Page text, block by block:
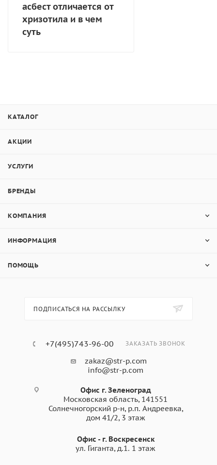
асбест отличается от
хризотила и в чем
суть
КАТАЛОГ
АКЦИИ
УСЛУГИ
БРЕНДЫ
КОМПАНИЯ
ИНФОРМАЦИЯ
ПОМОЩЬ
ПОДПИСАТЬСЯ НА РАССЫЛКУ
+7(495)743-96-00 ЗАКАЗАТЬ ЗВОНОК
zakaz@str-p.com
info@str-p.com
Офис г. Зеленоград
Московская область, 141551
Солнечногорский р-н, р.п. Андреевка,
дом 41/2, 3 этаж
Офис - г. Воскресенск
ул. Гиганта, д.1. 1 этаж